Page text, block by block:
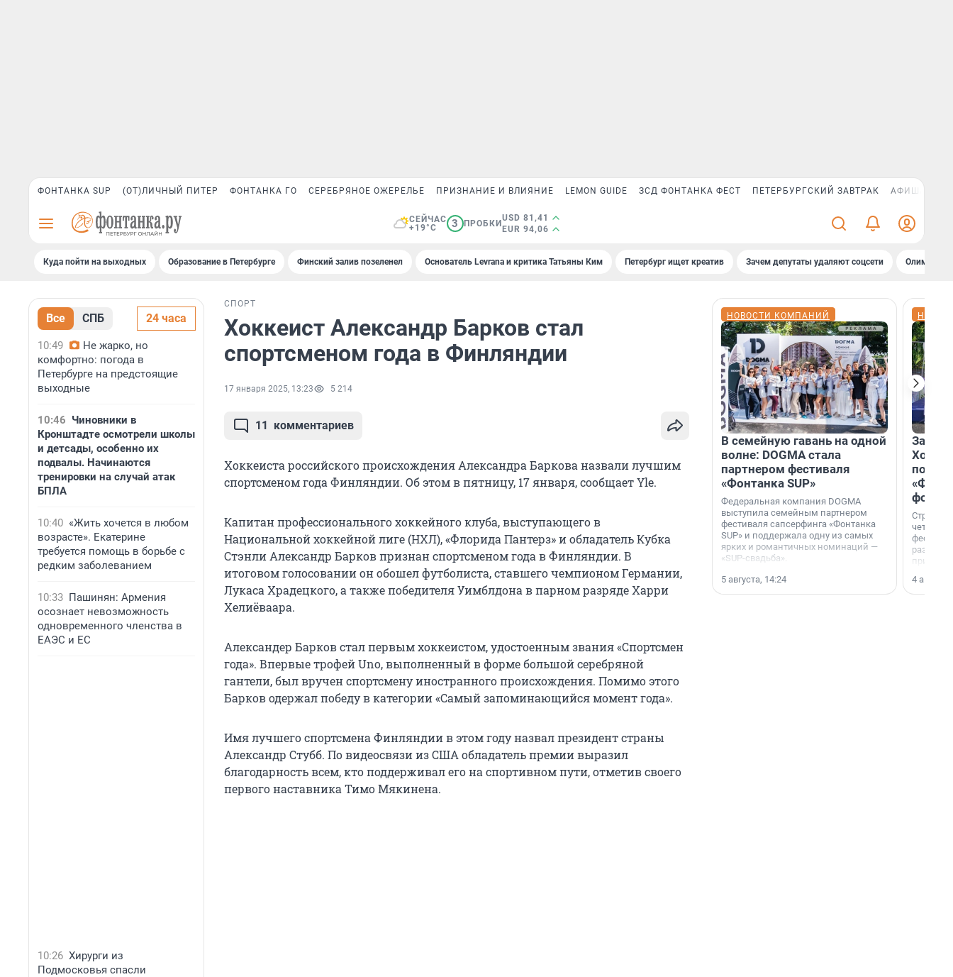
ФОНТАНКА SUP (ОТ)ЛИЧНЫЙ ПИТЕР ФОНТАНКА ГО СЕРЕБРЯНОЕ ОЖЕРЕЛЬЕ ПРИЗНАНИЕ И ВЛИЯНИЕ LEMON GUIDE ЗСД ФОНТАНКА ФЕСТ ПЕТЕРБУРГСКИЙ ЗАВТРАК АФИША PLUS
СЕЙЧАС
+19°C
3 ПРОБКИ
USD 81,41
EUR 94,06
Куда пойти на выходных Образование в Петербурге Финский залив позеленел Основатель Levrana и критика Татьяны Ким Петербург ищет креатив Зачем депутаты удаляют соцсети
Все СПБ 24 часа
10:49
Не жарко, но
комфортно: погода в
Петербурге на предстоящие
выходные
10:46 Чиновники в
Кронштадте осмотрели школы
и детсады, особенно их
подвалы. Начинаются
тренировки на случай атак
БПЛА
10:40 «Жить хочется в любом
возрасте». Екатерине
требуется помощь в борьбе с
редким заболеванием
10:33 Пашинян: Армения
осознает невозможность
одновременного членства в
ЕАЭС и ЕС
10:26 Хирурги из
Подмосковья спасли
СПОРТ
Хоккеист Александр Барков стал
спортсменом года в Финляндии
17 января 2025, 13:23 5 214
11 комментариев
Хоккеиста российского происхождения Александра Баркова назвали лучшим
спортсменом года Финляндии. Об этом в пятницу, 17 января, сообщает Yle.
Капитан профессионального хоккейного клуба, выступающего в
Национальной хоккейной лиге (НХЛ), «Флорида Пантерз» и обладатель Кубка
Стэнли Александр Барков признан спортсменом года в Финляндии. В
итоговом голосовании он обошел футболиста, ставшего чемпионом Германии,
Лукаса Храдецкого, а также победителя Уимблдона в парном разряде Харри
Хелиёваара.
Александер Барков стал первым хоккеистом, удостоенным звания «Спортсмен
года». Впервые трофей Uno, выполненный в форме большой серебряной
гантели, был вручен спортсмену иностранного происхождения. Помимо этого
Барков одержал победу в категории «Самый запоминающийся момент года».
Имя лучшего спортсмена Финляндии в этом году назвал президент страны
Александр Стубб. По видеосвязи из США обладатель премии выразил
благодарность всем, кто поддерживал его на спортивном пути, отметив своего
первого наставника Тимо Мякинена.
НОВОСТИ КОМПАНИЙ
В семейную гавань на одной
волне: DOGMA стала
партнером фестиваля
«Фонтанка SUP»
Федеральная компания DOGMA
выступила семейным партнером
фестиваля сапсерфинга «Фонтанка
SUP» и поддержала одну из самых
ярких и романтичных номинаций —
«SUP-свадьба».
5 августа, 14:24
раз
4